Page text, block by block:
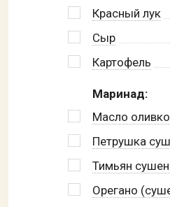
Красный лук
Сыр
Картофель
Маринад:
Масло
Петрушка
Тимьян
Орегано